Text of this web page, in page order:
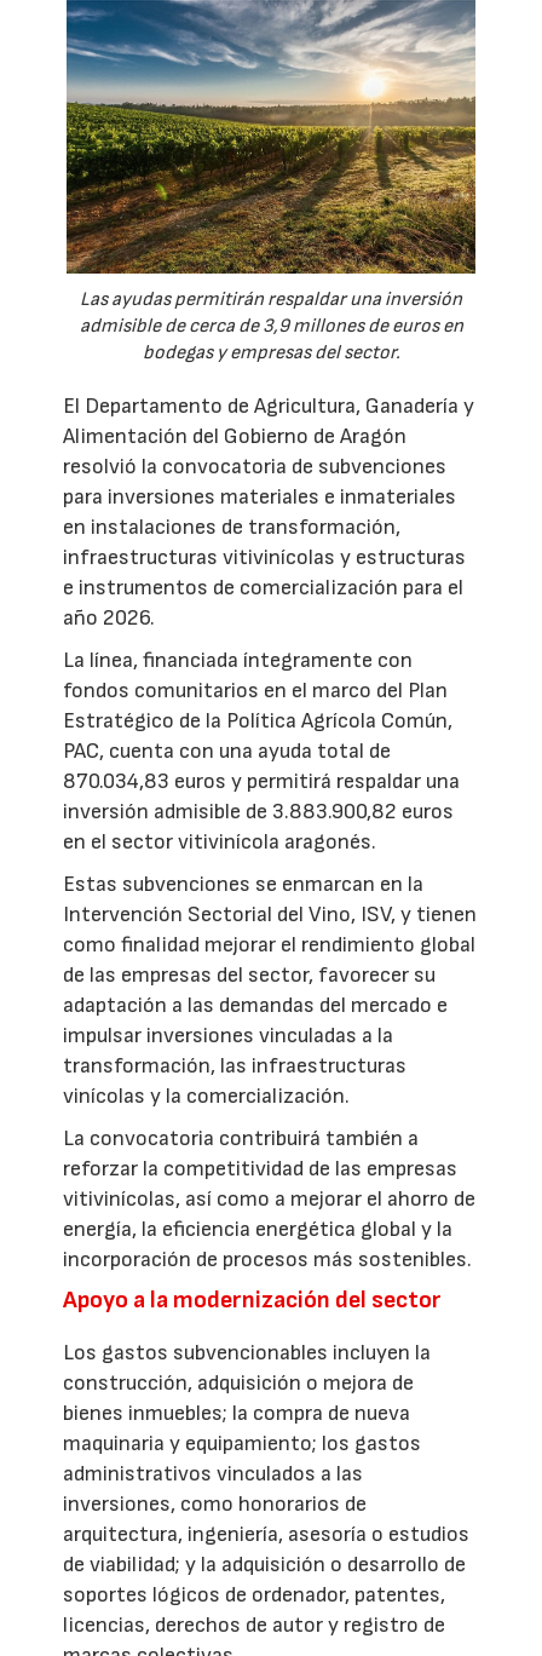
Las ayudas permitirán respaldar una inversión
admisible de cerca de 3,9 millones de euros en
bodegas y empresas del sector.
El Departamento de Agricultura, Ganadería y
Alimentación del Gobierno de Aragón
resolvió la convocatoria de subvenciones
para inversiones materiales e inmateriales
en instalaciones de transformación,
infraestructuras vitivinícolas y estructuras
e instrumentos de comercialización para el
año 2026.
La línea, financiada íntegramente con
fondos comunitarios en el marco del Plan
Estratégico de la Política Agrícola Común,
PAC, cuenta con una ayuda total de
870.034,83 euros y permitirá respaldar una
inversión admisible de 3.883.900,82 euros
en el sector vitivinícola aragonés.
Estas subvenciones se enmarcan en la
Intervención Sectorial del Vino, ISV, y tienen
como finalidad mejorar el rendimiento global
de las empresas del sector, favorecer su
adaptación a las demandas del mercado e
impulsar inversiones vinculadas a la
transformación, las infraestructuras
vinícolas y la comercialización.
La convocatoria contribuirá también a
reforzar la competitividad de las empresas
vitivinícolas, así como a mejorar el ahorro de
energía, la eficiencia energética global y la
incorporación de procesos más sostenibles.
Apoyo a la modernización del sector
Los gastos subvencionables incluyen la
construcción, adquisición o mejora de
bienes inmuebles; la compra de nueva
maquinaria y equipamiento; los gastos
administrativos vinculados a las
inversiones, como honorarios de
arquitectura, ingeniería, asesoría o estudios
de viabilidad; y la adquisición o desarrollo de
soportes lógicos de ordenador, patentes,
licencias, derechos de autor y registro de